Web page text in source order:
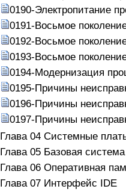
0190-Электропитание
0191-Восьмое
0192-Восьмое
0193-Восьмое
0194-Модернизация
0195-Причины
0196-Причины
0197-Причины
Глава 04 Системные
Глава 05 Базовая
Глава 06 Оперативная
Глава 07 Интерфейс IDE